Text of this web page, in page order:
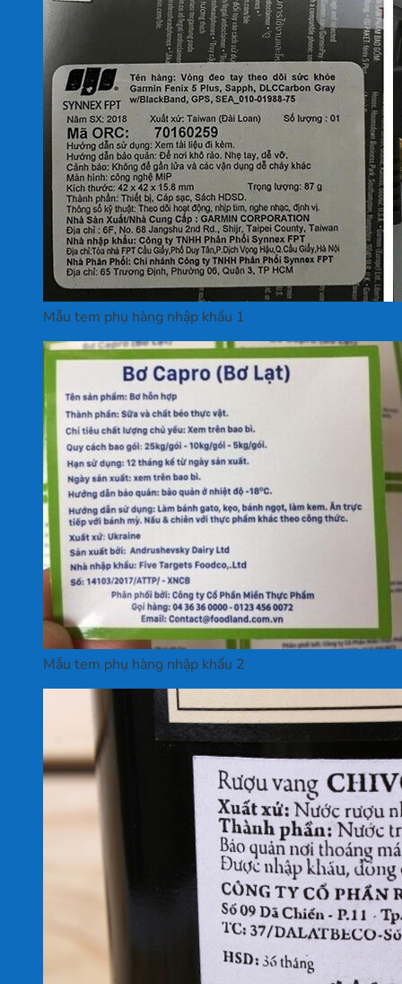
Mẫu tem phụ hàng nhập khẩu 1
Mẫu tem phụ hàng nhập khẩu 2